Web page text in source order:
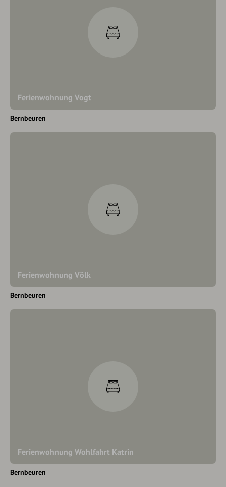
Ferienwohnung Vogt
Bernbeuren
Ferienwohnung Völk
Bernbeuren
Ferienwohnung Wohlfahrt Katrin
Bernbeuren